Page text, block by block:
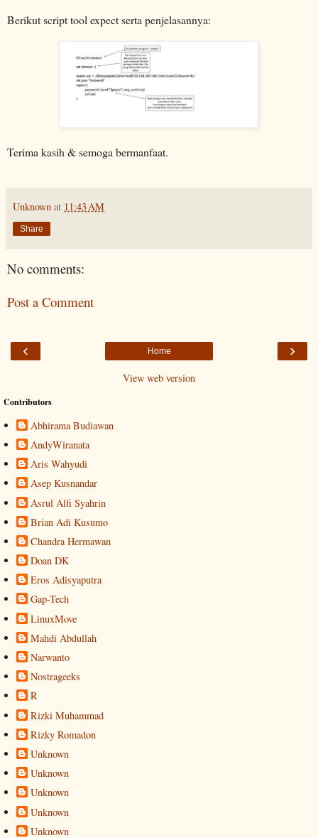
Berikut script tool expect serta penjelasannya:
Terima kasih & semoga bermanfaat.
Unknown at 11:43 AM
Share
No comments:
Post a Comment
‹ ›
Home
View web version
Contributors
Abhirama Budiawan
AndyWiranata
Aris Wahyudi
Asep Kusnandar
Asrul Alfi Syahrin
Brian Adi Kusumo
Chandra Hermawan
Doan DK
Eros Adisyaputra
Gap-Tech
LinuxMove
Mahdi Abdullah
Narwanto
Nostrageeks
R
Rizki Muhammad
Rizky Romadon
Unknown
Unknown
Unknown
Unknown
Unknown